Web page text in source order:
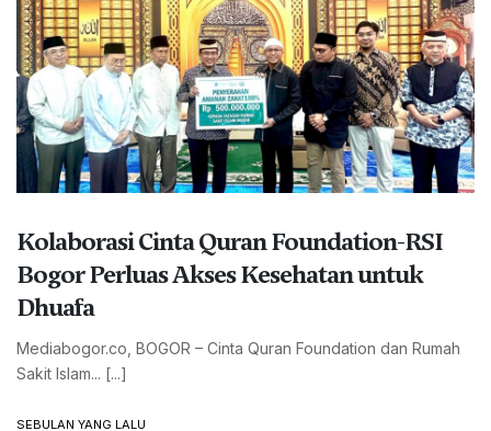
Kolaborasi Cinta Quran Foundation-RSI
Bogor Perluas Akses Kesehatan untuk
Dhuafa
Mediabogor.co, BOGOR – Cinta Quran Foundation dan Rumah
Sakit Islam... [...]
SEBULAN YANG LALU